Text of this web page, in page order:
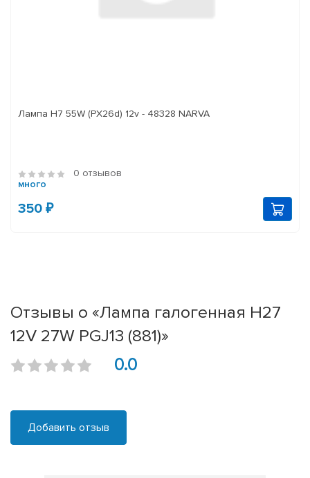
Лампа H7 55W (PX26d) 12v - 48328 NARVA
0 отзывов
много
350 ₽
Отзывы о «Лампа галогенная H27
12V 27W PGJ13 (881)»
0.0
Добавить отзыв